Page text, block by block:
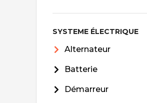
SYSTEME ÉLECTRIQUE
Alternateur
Batterie
Démarreur